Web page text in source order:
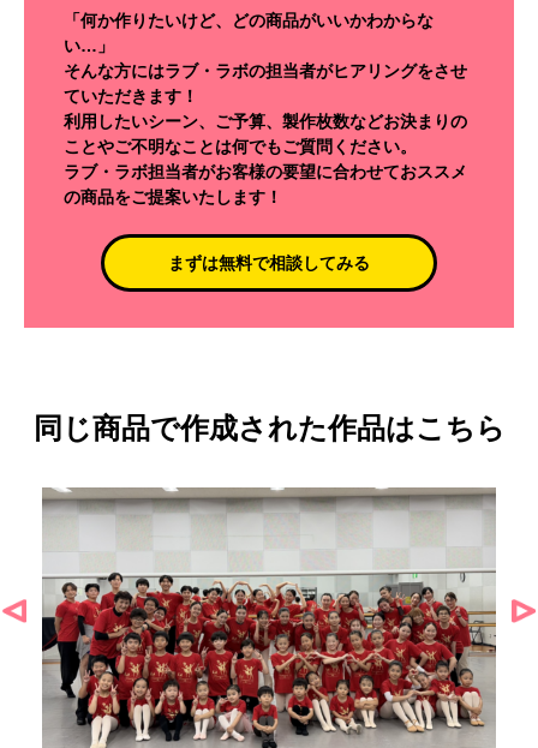
「何か作りたいけど、どの商品がいいかわからな
い…」
そんな方にはラブ・ラボの担当者がヒアリングをさせ
ていただきます！
利用したいシーン、ご予算、製作枚数などお決まりの
ことやご不明なことは何でもご質問ください。
ラブ・ラボ担当者がお客様の要望に合わせておススメ
の商品をご提案いたします！
まずは無料で相談してみる
同じ商品で作成された作品はこちら